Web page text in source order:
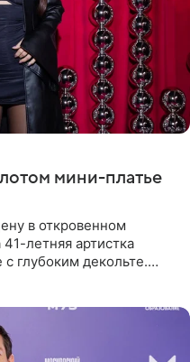
мини-платье
в откровенном
летняя артистка
глубоким декольте.